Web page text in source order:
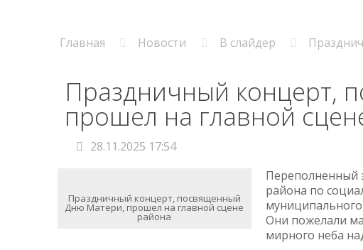
Главная Новости В слайдер
Праздничный концерт,
прошел на главной
28.11.2025 17:54
Праздничный концерт, посвященный
Дню Матери, прошел на главной сцене
района
Переполненный
района по
Они пожелали
мирного неба